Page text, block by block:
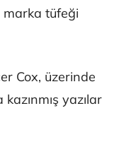
marka tüfeği
Cox, üzerinde
yazılar